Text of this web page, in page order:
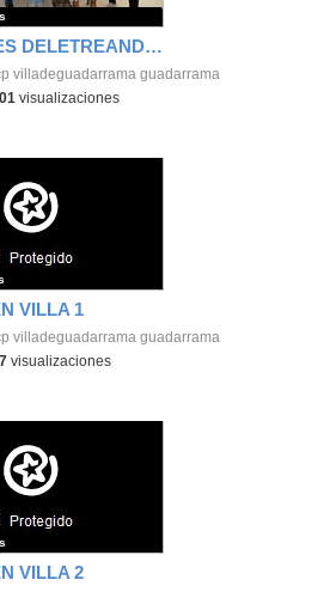
GANADORES DELETREANDO 6º
villadeguadarrama guadarrama
visualizaciones
VILLA 1
villadeguadarrama guadarrama
visualizaciones
VILLA 2